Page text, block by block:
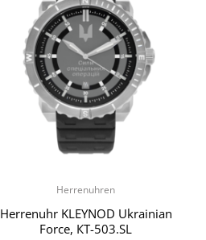
Herrenuhren
Herrenuhr KLEYNOD Ukrainian
Force, КT-503.SL